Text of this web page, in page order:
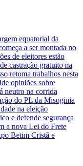
equatorial da
a ser montada no
de eleitores estão
castração gratuito na
retoma trabalhos nesta
opiniões sobre
neutro na corrida
do PL da Misoginia
na eleição
e defende segurança
a nova Lei do Frete
Betim Cristã e